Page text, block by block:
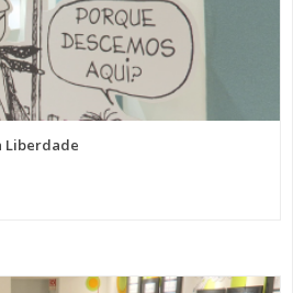
Liberdade